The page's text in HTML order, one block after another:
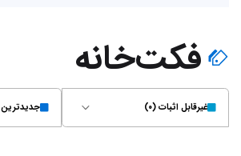
فکت‌خانه
غیر‌قابل اثبات (۰) جدیدترین